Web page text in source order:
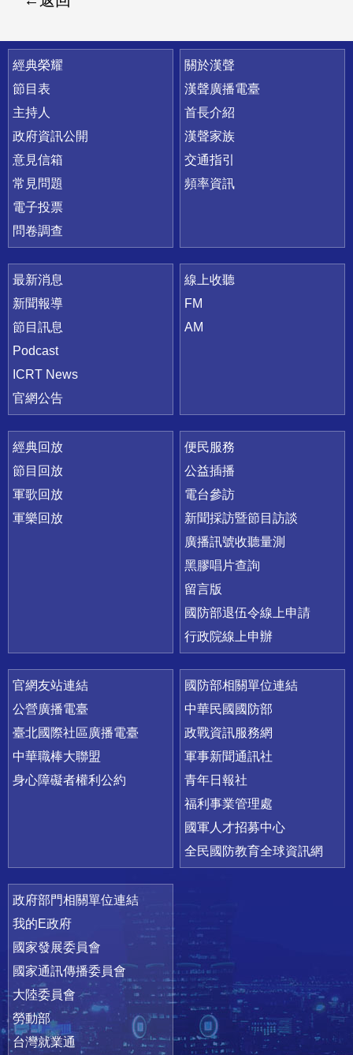
快速連結
經典榮耀
節目表
主持人
政府資訊公開
意見信箱
常見問題
電子投票
問卷調查
關於漢聲
漢聲廣播電臺
首長介紹
漢聲家族
交通指引
頻率資訊
最新消息
新聞報導
節目訊息
Podcast
ICRT News
官網公告
線上收聽
FM
AM
經典回放
節目回放
軍歌回放
軍樂回放
便民服務
公益插播
電台參訪
新聞採訪暨節目訪談
廣播訊號收聽量測
黑膠唱片查詢
留言版
國防部退伍令線上申請
行政院線上申辦
官網友站連結
公營廣播電臺
臺北國際社區廣播電臺
中華職棒大聯盟
身心障礙者權利公約
國防部相關單位連結
中華民國國防部
政戰資訊服務網
軍事新聞通訊社
青年日報社
福利事業管理處
國軍人才招募中心
全民國防教育全球資訊網
政府部門相關單位連結
我的E政府
國家發展委員會
國家通訊傳播委員會
大陸委員會
勞動部
台灣就業通